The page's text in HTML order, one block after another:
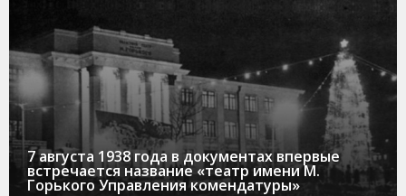
7 августа 1938 года в документах впервые
встречается название «театр имени М.
Горького Управления комендатуры»